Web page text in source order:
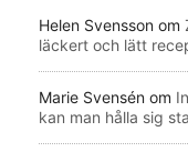
Helen Svensson om
läckert och lätt
Marie Svensén om
kan man hålla sig